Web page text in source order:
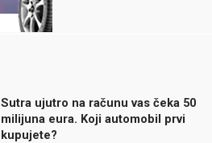
Sutra ujutro na računu vas čeka 50
milijuna eura. Koji automobil prvi
kupujete?